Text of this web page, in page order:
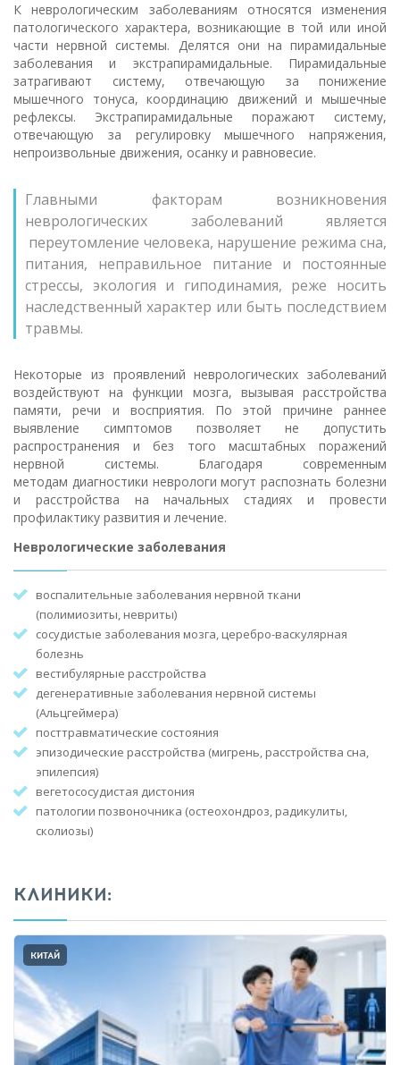
К неврологическим заболеваниям относятся изменения
патологического характера, возникающие в той или иной
части нервной системы. Делятся они на пирамидальные
заболевания и экстрапирамидальные. Пирамидальные
затрагивают систему, отвечающую за понижение
мышечного тонуса, координацию движений и мышечные
рефлексы. Экстрапирамидальные поражают систему,
отвечающую за регулировку мышечного напряжения,
непроизвольные движения, осанку и равновесие.
Главными факторам возникновения
неврологических заболеваний является
переутомление человека, нарушение режима сна,
питания, неправильное питание и постоянные
стрессы, экология и гиподинамия, реже носить
наследственный характер или быть последствием
травмы.
Некоторые из проявлений неврологических заболеваний
воздействуют на функции мозга, вызывая расстройства
памяти, речи и восприятия. По этой причине раннее
выявление симптомов позволяет не допустить
распространения и без того масштабных поражений
нервной системы. Благодаря современным
методам диагностики неврологи могут распознать болезни
и расстройства на начальных стадиях и провести
профилактику развития и лечение.
Неврологические заболевания
воспалительные заболевания нервной ткани
(полимиозиты, невриты)
сосудистые заболевания мозга, церебро-васкулярная
болезнь
вестибулярные расстройства
дегенеративные заболевания нервной системы
(Альцгеймера)
посттравматические состояния
эпизодические расстройства (мигрень, расстройства сна,
эпилепсия)
вегетососудистая дистония
патологии позвоночника (остеохондроз, радикулиты,
сколиозы)
КЛИНИКИ:
КИТАЙ